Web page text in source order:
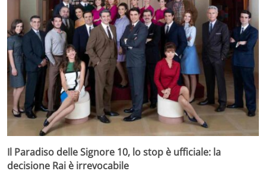
Il Paradiso delle Signore 10, lo stop è ufficiale: la
decisione Rai è irrevocabile